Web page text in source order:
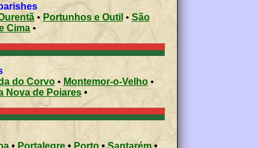
• Portunhos e Outil • São
Cima•
Miranda do Corvo• Montemor-o-Velho•
Vila Nova de Poiares•
• Portalegre • Porto•Santarém•